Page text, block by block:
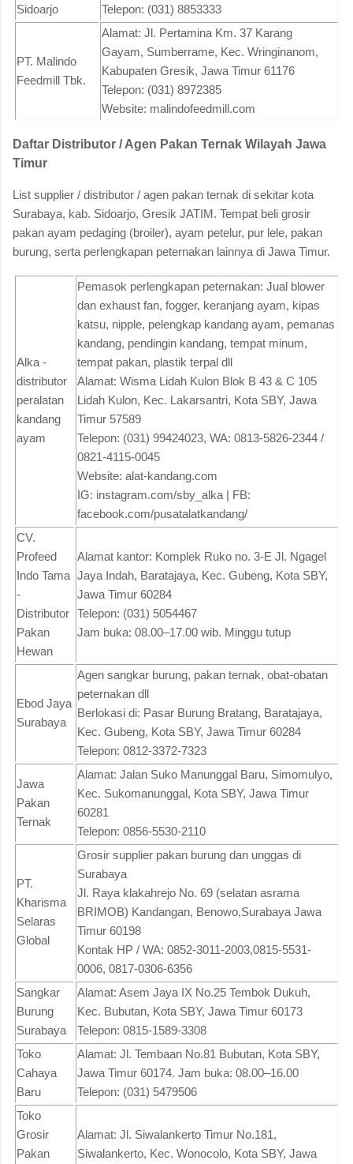
Sidoarjo Telepon: (031) 8853333
PT. Malindo
Feedmill Tbk.
Alamat: Jl. Pertamina Km. 37 Karang
Gayam, Sumberrame, Kec. Wringinanom,
Kabupaten Gresik, Jawa Timur 61176
Telepon: (031) 8972385
Website: malindofeedmill.com
Daftar Distributor / Agen Pakan Ternak Wilayah Jawa
Timur
List supplier / distributor / agen pakan ternak di sekitar kota
Surabaya, kab. Sidoarjo, Gresik JATIM. Tempat beli grosir
pakan ayam pedaging (broiler), ayam petelur, pur lele, pakan
burung, serta perlengkapan peternakan lainnya di Jawa Timur.
Alka -
distributor
peralatan
kandang
ayam
Pemasok perlengkapan peternakan: Jual blower
dan exhaust fan, fogger, keranjang ayam, kipas
katsu, nipple, pelengkap kandang ayam, pemanas
kandang, pendingin kandang, tempat minum,
tempat pakan, plastik terpal dll
Alamat: Wisma Lidah Kulon Blok B 43 & C 105
Lidah Kulon, Kec. Lakarsantri, Kota SBY, Jawa
Timur 57589
Telepon: (031) 99424023, WA: 0813-5826-2344 /
0821-4115-0045
Website: alat-kandang.com
IG: instagram.com/sby_alka | FB:
facebook.com/pusatalatkandang/
CV.
Profeed
Indo Tama
-
Distributor
Pakan
Hewan
Alamat kantor: Komplek Ruko no. 3-E Jl. Ngagel
Jaya Indah, Baratajaya, Kec. Gubeng, Kota SBY,
Jawa Timur 60284
Telepon: (031) 5054467
Jam buka: 08.00–17.00 wib. Minggu tutup
Ebod Jaya
Surabaya
Agen sangkar burung, pakan ternak, obat-obatan
peternakan dll
Berlokasi di: Pasar Burung Bratang, Baratajaya,
Kec. Gubeng, Kota SBY, Jawa Timur 60284
Telepon: 0812-3372-7323
Jawa
Pakan
Ternak
Alamat: Jalan Suko Manunggal Baru, Simomulyo,
Kec. Sukomanunggal, Kota SBY, Jawa Timur
60281
Telepon: 0856-5530-2110
PT.
Kharisma
Selaras
Global
Grosir supplier pakan burung dan unggas di
Surabaya
Jl. Raya klakahrejo No. 69 (selatan asrama
BRIMOB) Kandangan, Benowo,Surabaya Jawa
Timur 60198
Kontak HP / WA: 0852-3011-2003,0815-5531-
0006, 0817-0306-6356
Sangkar
Burung
Surabaya
Alamat: Asem Jaya IX No.25 Tembok Dukuh,
Kec. Bubutan, Kota SBY, Jawa Timur 60173
Telepon: 0815-1589-3308
Toko
Cahaya
Baru
Alamat: Jl. Tembaan No.81 Bubutan, Kota SBY,
Jawa Timur 60174. Jam buka: 08.00–16.00
Telepon: (031) 5479506
Toko
Grosir
Pakan
Alamat: Jl. Siwalankerto Timur No.181,
Siwalankerto, Kec. Wonocolo, Kota SBY, Jawa